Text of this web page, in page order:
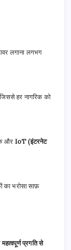
लगाना लगभग
हर नागरिक को
और IoT (इंटरनेट
का भरोसा साफ़
प्रगति से